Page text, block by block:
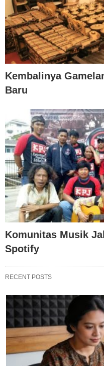
Kembalinya
Baru
Komunitas Musik
Spotify
RECENT POSTS